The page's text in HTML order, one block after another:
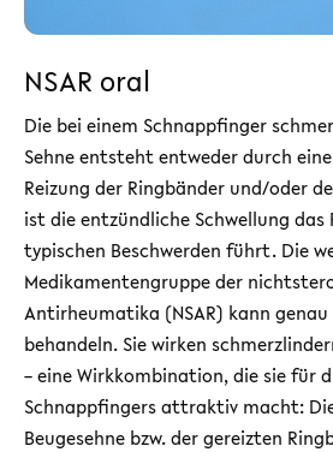
NSAR oral
Die bei einem Schnappfinger
Sehne entsteht entweder durch
Reizung der Ringbänder und/oder
ist die entzündliche Schwellung das
typischen Beschwerden führt. Die
Medikamentengruppe der
Antirheumatika (NSAR) kann
behandeln. Sie wirken
– eine Wirkkombination, die sie für
Schnappfingers attraktiv macht:
Beugesehne bzw. der gereizten